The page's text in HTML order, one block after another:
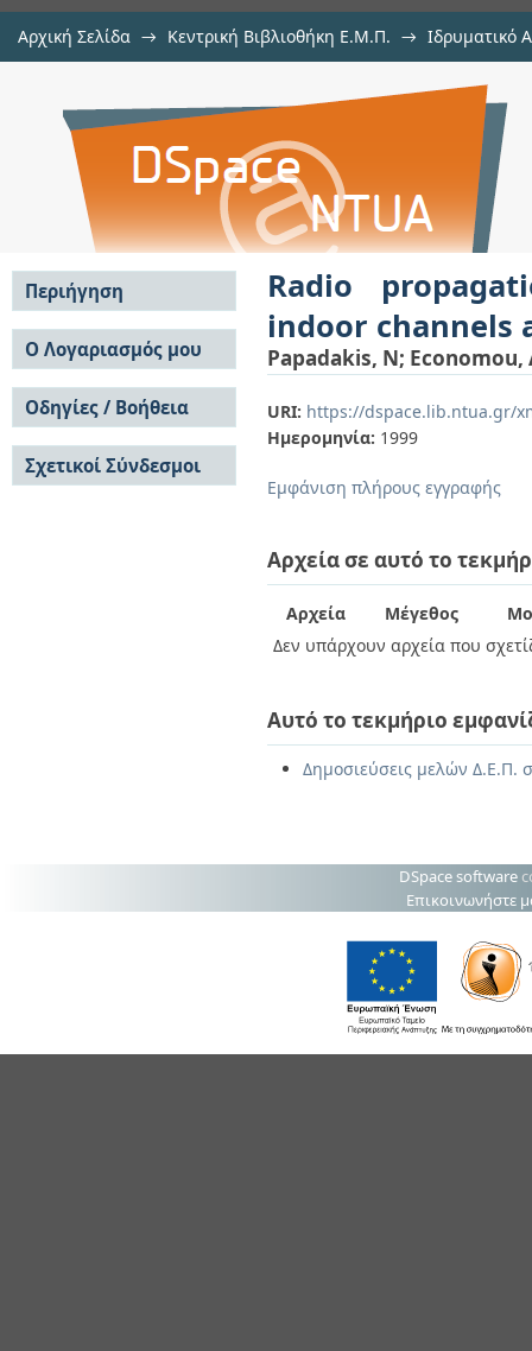
Αρχική Σελίδα → Κεντρική Βιβλιοθήκη Ε.Μ.Π. → Ιδρυματικό
Radio propagation
MHz
Radio
indoor channels
Papadakis, N; Economou,
URI: https://dspace.lib.ntua.gr/
Ημερομηνία: 1999
Εμφάνιση πλήρους εγγραφής
Αρχεία σε αυτό το
Αρχεία Μέγεθος
Δεν υπάρχουν αρχεία που
Αυτό το τεκμήριο
Δημοσιεύσεις μελών Δ.Ε.Π.
Περιήγηση
Σε όλο το DSpace
Κοινότητες & Συλλογές
Ανά Ημερομηνία
Έκδοσης
Συγγραφείς
Τίτλοι
Θέματα
Ο Λογαριασμός μου
Σύνδεση
Εγγραφή
Οδηγίες / Βοήθεια
Οδηγίες Υποβολής
Οδηγίες Χρήσης ΙΑ
Συχνές Ερωτήσεις
Σχετικοί Σύνδεσμοι
DSpace software
Επικοινωνήστε